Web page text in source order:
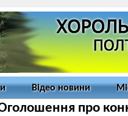
Відео новини
про